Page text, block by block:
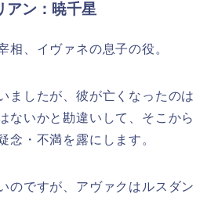
アン：暁千星
相、イヴァネの息子の役。
ましたが、彼が亡くなったのは
ないかと勘違いして、そこから
念・不満を露にします。
のですが、アヴァクはルスダン